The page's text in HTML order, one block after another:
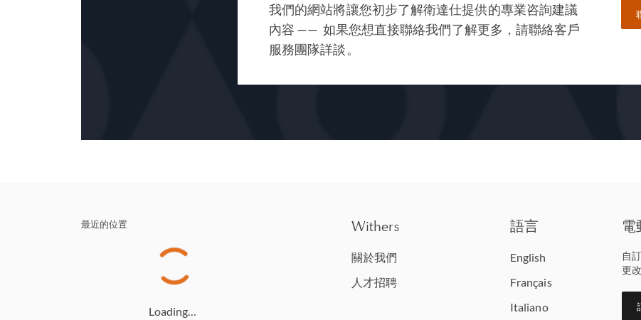
我們的網站將讓您初步了解衛達仕提供的專業咨詢建議
內容 —— 如果您想直接聯絡我們了解更多，請聯絡客戶
服務團隊詳談。
最近的位置
Loading…
Withers
關於我們
人才招聘
語言
English
Français
Italiano
電
自
更